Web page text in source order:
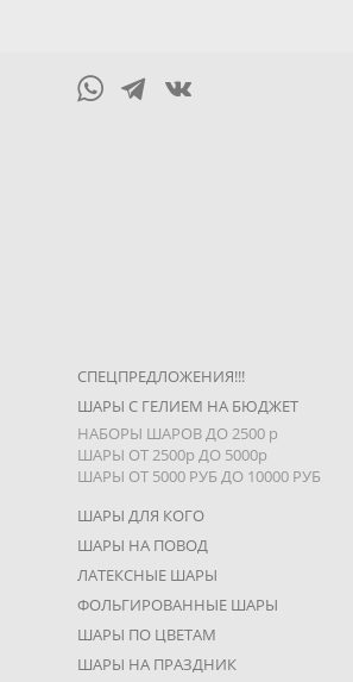
СПЕЦПРЕДЛОЖЕНИЯ!!!
ШАРЫ С ГЕЛИЕМ НА БЮДЖЕТ
НАБОРЫ ШАРОВ ДО 2500 р
ШАРЫ ОТ 2500р ДО 5000р
ШАРЫ ОТ 5000 РУБ ДО 10000 РУБ
ШАРЫ ДЛЯ КОГО
ШАРЫ НА ПОВОД
ЛАТЕКСНЫЕ ШАРЫ
ФОЛЬГИРОВАННЫЕ ШАРЫ
ШАРЫ ПО ЦВЕТАМ
ШАРЫ НА ПРАЗДНИК